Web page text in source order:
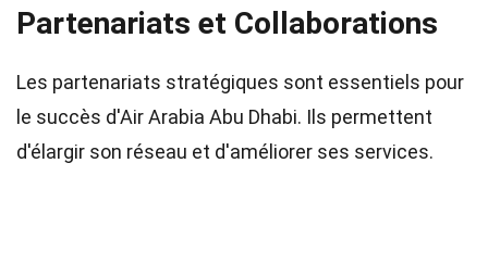
Partenariats et Collaborations
Les partenariats stratégiques sont essentiels pour
le succès d'Air Arabia Abu Dhabi. Ils permettent
d'élargir son réseau et d'améliorer ses services.